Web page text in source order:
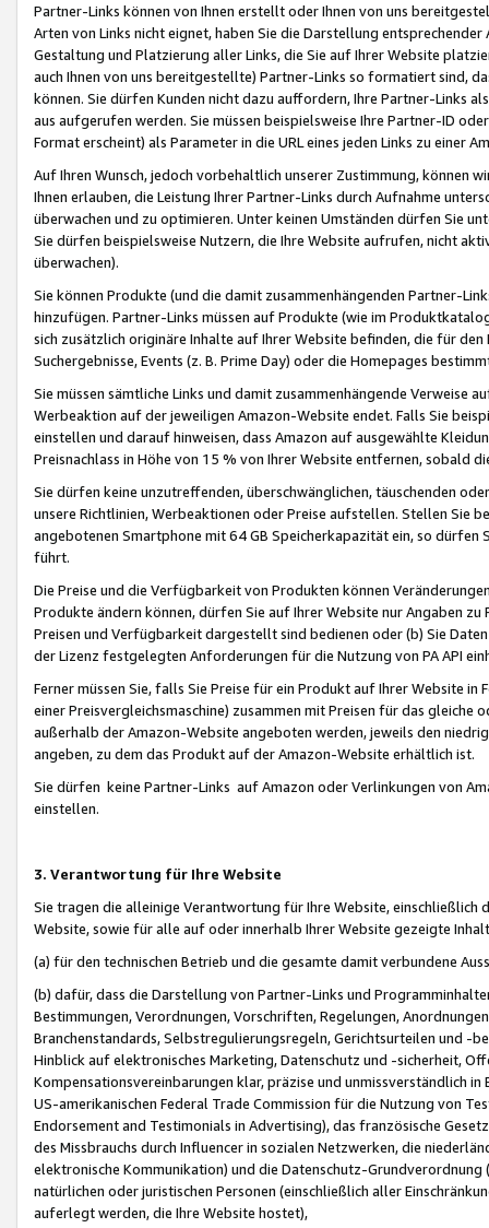
Partner-Links können von Ihnen erstellt oder Ihnen von uns
Arten von Links nicht eignet, haben Sie die Darstellung
Gestaltung und Platzierung aller Links, die Sie auf Ihrer Website
auch Ihnen von uns bereitgestellte) Partner-Links so formatiert sind,
können. Sie dürfen Kunden nicht dazu auffordern, Ihre Partner-Links
aus aufgerufen werden. Sie müssen beispielsweise Ihre Partner-ID
Format erscheint) als Parameter in die URL eines jeden Links zu einer
Auf Ihren Wunsch, jedoch vorbehaltlich unserer Zustimmung, können
Ihnen erlauben, die Leistung Ihrer Partner-Links durch Aufnahme
überwachen und zu optimieren. Unter keinen Umständen dürfen Sie
Sie dürfen beispielsweise Nutzern, die Ihre Website aufrufen, nicht
überwachen).
Sie können Produkte (und die damit zusammenhängenden Partner-
hinzufügen. Partner-Links müssen auf Produkte (wie im
sich zusätzlich originäre Inhalte auf Ihrer Website befinden, die für
Suchergebnisse, Events (z. B. Prime Day) oder die Homepages
Sie müssen sämtliche Links und damit zusammenhängende
Werbeaktion auf der jeweiligen Amazon-Website endet. Falls Sie
einstellen und darauf hinweisen, dass Amazon auf ausgewählte
Preisnachlass in Höhe von 15 % von Ihrer Website entfernen, sobald
Sie dürfen keine unzutreffenden, überschwänglichen, täuschenden
unsere Richtlinien, Werbeaktionen oder Preise aufstellen. Stellen Sie
angebotenen Smartphone mit 64 GB Speicherkapazität ein, so dürfen
führt.
Die Preise und die Verfügbarkeit von Produkten können
Produkte ändern können, dürfen Sie auf Ihrer Website nur Angaben
Preisen und Verfügbarkeit dargestellt sind bedienen oder (b) Sie
der Lizenz festgelegten Anforderungen für die Nutzung von PA API
Ferner müssen Sie, falls Sie Preise für ein Produkt auf Ihrer Website
einer Preisvergleichsmaschine) zusammen mit Preisen für das
außerhalb der Amazon-Website angeboten werden, jeweils den
angeben, zu dem das Produkt auf der Amazon-Website erhältlich ist.
Sie dürfen keine Partner-Links auf Amazon oder Verlinkungen von
einstellen.
3. Verantwortung für Ihre Website
Sie tragen die alleinige Verantwortung für Ihre Website,
Website, sowie für alle auf oder innerhalb Ihrer Website gezeigte
(a) für den technischen Betrieb und die gesamte damit verbundene
(b) dafür, dass die Darstellung von Partner-Links und
Bestimmungen, Verordnungen, Vorschriften, Regelungen,
Branchenstandards, Selbstregulierungsregeln, Gerichtsurteilen und -
Hinblick auf elektronisches Marketing, Datenschutz und -sicherheit,
Kompensationsvereinbarungen klar, präzise und unmissverständlich
US-amerikanischen Federal Trade Commission für die Nutzung von
Endorsement and Testimonials in Advertising), das französische
des Missbrauchs durch Influencer in sozialen Netzwerken, die
elektronische Kommunikation) und die Datenschutz-
natürlichen oder juristischen Personen (einschließlich aller
auferlegt werden, die Ihre Website hostet),